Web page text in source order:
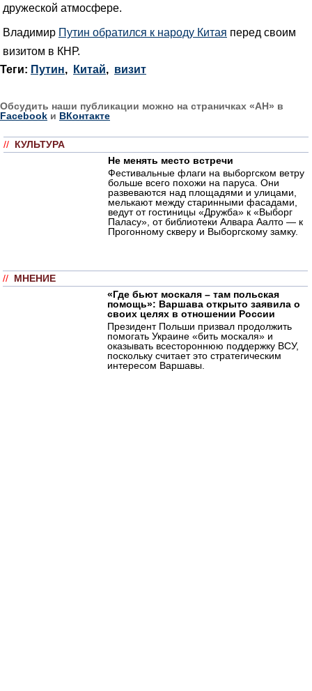
дружеской атмосфере.
Владимир Путин обратился к народу Китая перед своим
визитом в КНР.
Теги: Путин, Китай, визит
Обсудить наши публикации можно на страничках «АН» в
Facebook и ВКонтакте
// КУЛЬТУРА
Не менять место встречи
Фестивальные флаги на выборгском ветру
больше всего похожи на паруса. Они
развеваются над площадями и улицами,
мелькают между старинными фасадами,
ведут от гостиницы «Дружба» к «Выборг
Паласу», от библиотеки Алвара Аалто — к
Прогонному скверу и Выборгскому замку.
// МНЕНИЕ
«Где бьют москаля – там польская
помощь»: Варшава открыто заявила о
своих целях в отношении России
Президент Польши призвал продолжить
помогать Украине «бить москаля» и
оказывать всестороннюю поддержку ВСУ,
поскольку считает это стратегическим
интересом Варшавы.